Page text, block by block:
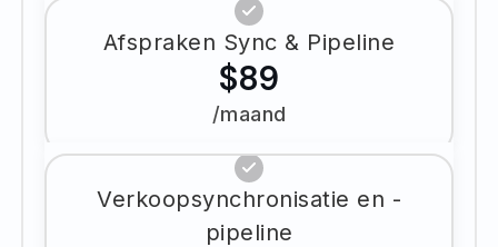
Afspraken Sync & Pipeline
$89
/maand
Verkoopsynchronisatie en -
pipeline